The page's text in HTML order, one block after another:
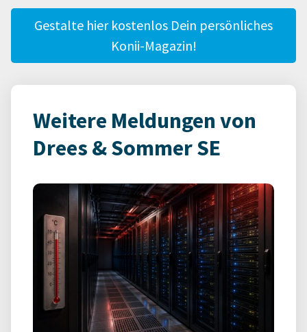
Gestalte hier kostenlos Dein persönliches
Konii-Magazin!
Weitere Meldungen von
Drees & Sommer SE